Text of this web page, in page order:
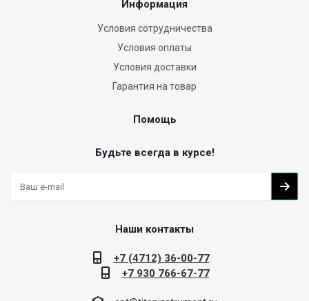
Информация
Условия сотрудничества
Условия оплаты
Условия доставки
Гарантия на товар
Помощь
Будьте всегда в курсе!
Наши контакты
+7 (4712) 36-00-77
+7 930 766-67-77